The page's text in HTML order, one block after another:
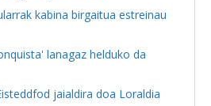
kabina birgaitua estreinau
lanagaz helduko da
jaialdira doa Loraldia